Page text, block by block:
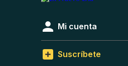
Mi cuenta
Suscríbete